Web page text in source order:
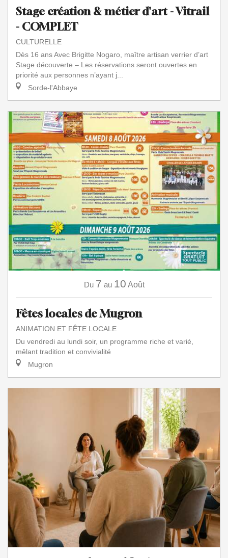
Stage création & métier d'art - Vitrail
- COMPLET
CULTURELLE
Dès 16 ans Avec Brigitte Nogaro, maître artisan verrier d’art
Stage découverte – Les réservations seront ouvertes en
priorité aux personnes n’ayant j...
Sorde-l'Abbaye
Du 7 au 10 Août
Fêtes locales de Mugron
ANIMATION ET FÊTE LOCALE
Du vendredi au lundi soir, un programme riche et varié,
mêlant tradition et convivialité
Mugron